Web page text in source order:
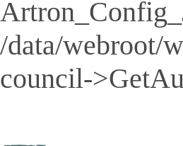
/data/webroot/
council-